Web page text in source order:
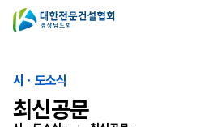
시ㆍ도소식
최신공문